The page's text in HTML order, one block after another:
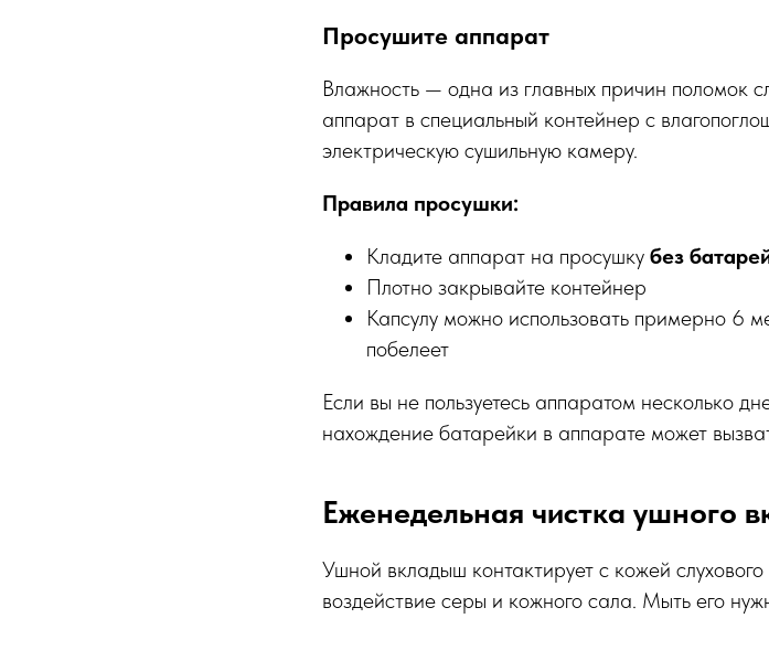
Просушите аппарат
Влажность — одна из главных причин поломок
аппарат в специальный контейнер с
электрическую сушильную камеру.
Правила просушки:
Кладите аппарат на просушку без
Плотно закрывайте контейнер
Капсулу можно использовать примерно 6
побелеет
Если вы не пользуетесь аппаратом несколько
нахождение батарейки в аппарате может
Еженедельная чистка ушного
Ушной вкладыш контактирует с кожей
воздействие серы и кожного сала. Мыть его